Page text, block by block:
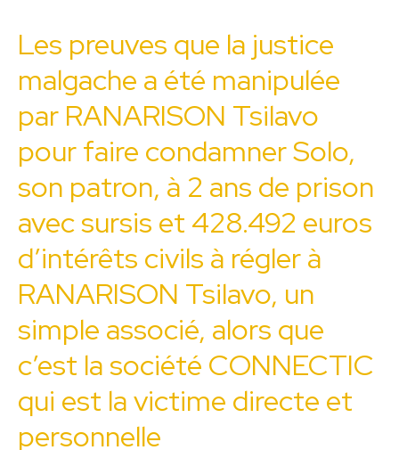
Les preuves que la justice
malgache a été manipulée
par RANARISON Tsilavo
pour faire condamner Solo,
son patron, à 2 ans de prison
avec sursis et 428.492 euros
d’intérêts civils à régler à
RANARISON Tsilavo, un
simple associé, alors que
c’est la société CONNECTIC
qui est la victime directe et
personnelle